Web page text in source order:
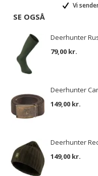
Vi
SE OGSÅ
Deerhunter
79,00 kr.
Deerhunter
149,00 kr.
Deerhunter
149,00 kr.